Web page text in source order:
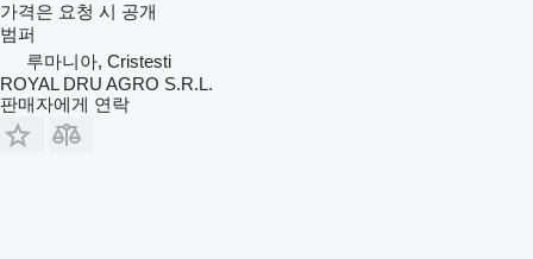
가격은 요청 시 공개
범퍼
루마니아, Cristesti
ROYAL DRU AGRO S.R.L.
판매자에게 연락